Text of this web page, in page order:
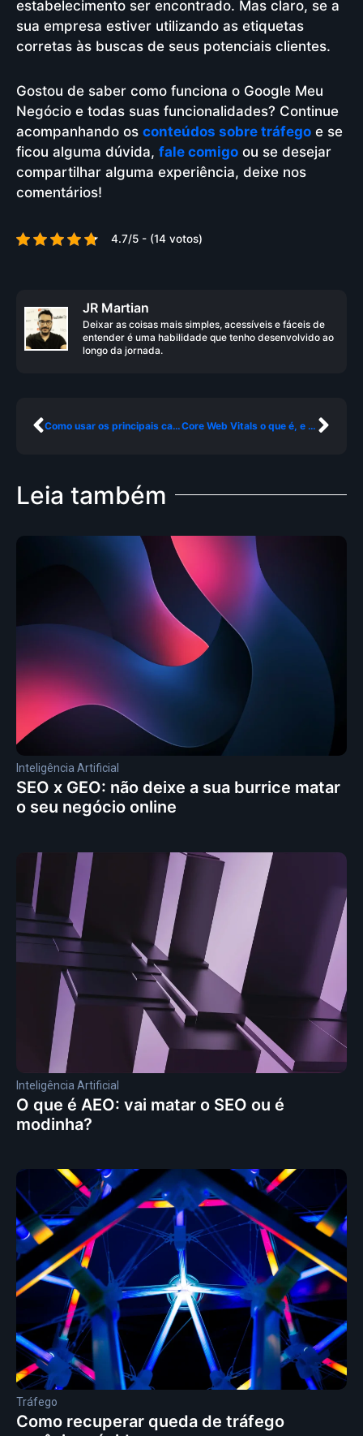
estabelecimento ser encontrado. Mas claro, se a
sua empresa estiver utilizando as etiquetas
corretas às buscas de seus potenciais clientes.
Gostou de saber como funciona o Google Meu
Negócio e todas suas funcionalidades? Continue
acompanhando os conteúdos sobre tráfego e se
ficou alguma dúvida, fale comigo ou se desejar
compartilhar alguma experiência, deixe nos
comentários!
4.7/5 - (14 votos)
JR Martian
Deixar as coisas mais simples, acessíveis e fáceis de
entender é uma habilidade que tenho desenvolvido ao
longo da jornada.
Como usar os principais canais de tráfego e aumentar as visitas do site Core Web Vitals o que é, e como melhorar os resultados de busca do seu site agora
Leia também
Inteligência Artificial
SEO x GEO: não deixe a sua burrice matar
o seu negócio online
Inteligência Artificial
O que é AEO: vai matar o SEO ou é
modinha?
Tráfego
Como recuperar queda de tráfego